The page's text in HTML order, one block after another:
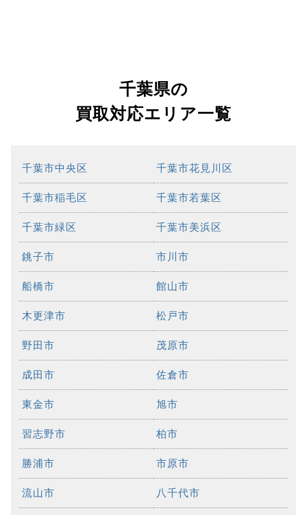
千葉県の
買取対応エリア一覧
千葉市中央区 千葉市花見川区
千葉市稲毛区 千葉市若葉区
千葉市緑区 千葉市美浜区
銚子市 市川市
船橋市 館山市
木更津市 松戸市
野田市 茂原市
成田市 佐倉市
東金市 旭市
習志野市 柏市
勝浦市 市原市
流山市 八千代市